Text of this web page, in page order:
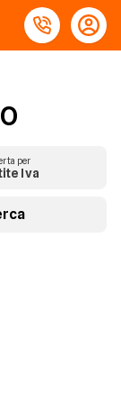
per
Iva